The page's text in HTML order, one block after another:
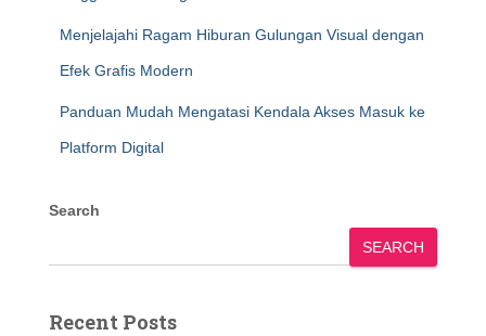
Menjelajahi Ragam Hiburan Gulungan Visual dengan
Efek Grafis Modern
Panduan Mudah Mengatasi Kendala Akses Masuk ke
Platform Digital
Search
SEARCH
Recent Posts